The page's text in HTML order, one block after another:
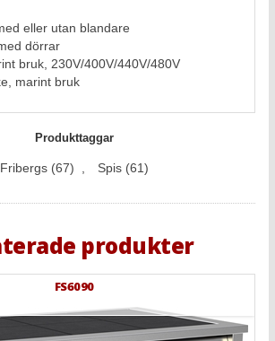
eller utan blandare
dörrar
bruk, 230V/400V/440V/480V
marint bruk
Produkttaggar
Fribergs (67) Spis (61)
produkter
FS6090